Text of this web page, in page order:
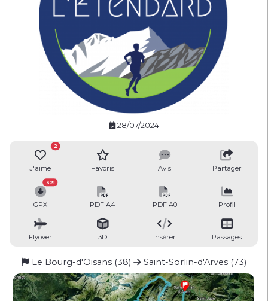
28/07/2024
J'aime
2
Favoris Avis Partager
GPX
321
PDF A4 PDF A0 Profil
Flyover 3D Insérer Passages
Le Bourg-d'Oisans (38) Saint-Sorlin-d'Arves (73)